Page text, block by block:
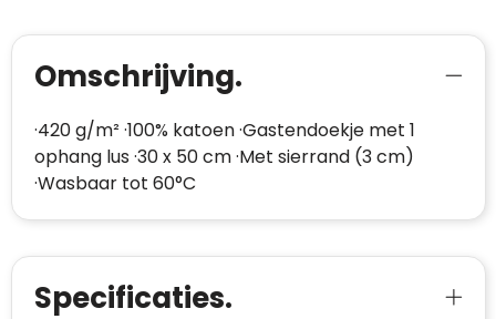
Omschrijving.
·420 g/m² ·100% katoen ·Gastendoekje met 1
ophang lus ·30 x 50 cm ·Met sierrand (3 cm)
·Wasbaar tot 60°C
Specificaties.